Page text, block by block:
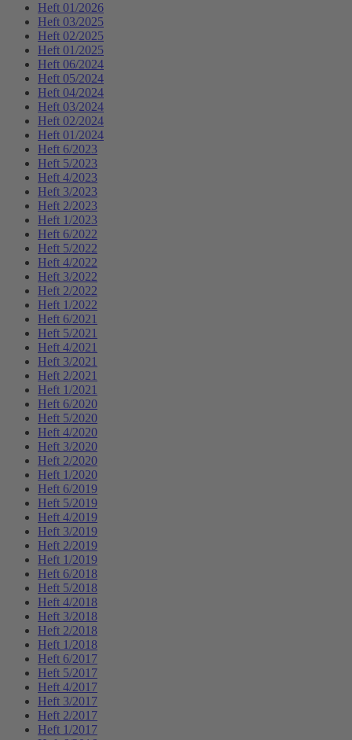
Heft 01/2026
Heft 03/2025
Heft 02/2025
Heft 01/2025
Heft 06/2024
Heft 05/2024
Heft 04/2024
Heft 03/2024
Heft 02/2024
Heft 01/2024
Heft 6/2023
Heft 5/2023
Heft 4/2023
Heft 3/2023
Heft 2/2023
Heft 1/2023
Heft 6/2022
Heft 5/2022
Heft 4/2022
Heft 3/2022
Heft 2/2022
Heft 1/2022
Heft 6/2021
Heft 5/2021
Heft 4/2021
Heft 3/2021
Heft 2/2021
Heft 1/2021
Heft 6/2020
Heft 5/2020
Heft 4/2020
Heft 3/2020
Heft 2/2020
Heft 1/2020
Heft 6/2019
Heft 5/2019
Heft 4/2019
Heft 3/2019
Heft 2/2019
Heft 1/2019
Heft 6/2018
Heft 5/2018
Heft 4/2018
Heft 3/2018
Heft 2/2018
Heft 1/2018
Heft 6/2017
Heft 5/2017
Heft 4/2017
Heft 3/2017
Heft 2/2017
Heft 1/2017